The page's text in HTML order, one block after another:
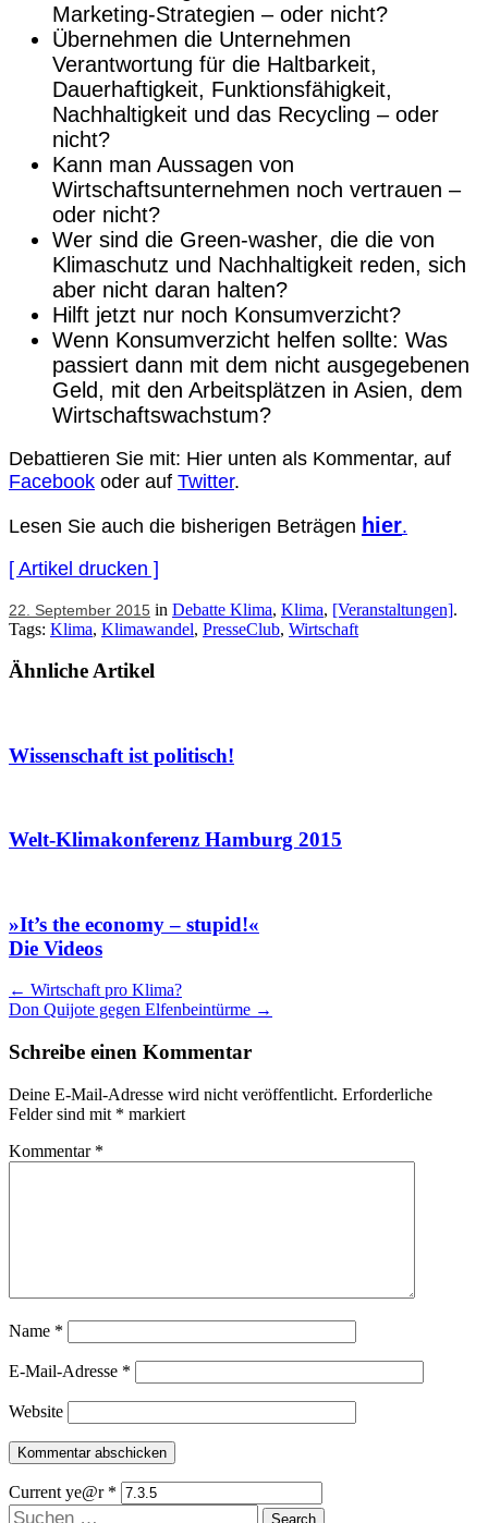
Marketing-Strategien – oder nicht?
Übernehmen die Unternehmen
Verantwortung für die Haltbarkeit,
Dauerhaftigkeit, Funktionsfähigkeit,
Nachhaltigkeit und das Recycling – oder
nicht?
Kann man Aussagen von
Wirtschaftsunternehmen noch vertrauen –
oder nicht?
Wer sind die Green-washer, die die von
Klimaschutz und Nachhaltigkeit reden, sich
aber nicht daran halten?
Hilft jetzt nur noch Konsumverzicht?
Wenn Konsumverzicht helfen sollte: Was
passiert dann mit dem nicht ausgegebenen
Geld, mit den Arbeitsplätzen in Asien, dem
Wirtschaftswachstum?
Debattieren Sie mit: Hier unten als Kommentar, auf
Facebook oder auf Twitter.
Lesen Sie auch die bisherigen Beträgen hier.
[ Artikel drucken ]
22. September 2015 in Debatte Klima, Klima, [Veranstaltungen].
Tags: Klima, Klimawandel, PresseClub, Wirtschaft
Ähnliche Artikel
Wissenschaft ist politisch!
Welt-Klimakonferenz Hamburg 2015
»It’s the economy – stupid!«
Die Videos
Artikel
Navigation
← Wirtschaft pro Klima?
Don Quijote gegen Elfenbeintürme →
Schreibe einen Kommentar
Deine E-Mail-Adresse wird nicht veröffentlicht. Erforderliche
Felder sind mit * markiert
Kommentar *
Name *
E-Mail-Adresse *
Website
Current ye@r *
Suchen